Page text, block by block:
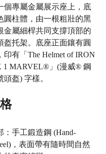
個專屬金屬展示座上，底
圓柱體，由一根粗壯的黑
金屬細桿共同支撐頂部的
盔托架。底座正面鑲有圓
有「The Helmet of IRON
1 MARVEL®」(漫威® 鋼
盔) 字樣。
：手工鍛造鋼 (Hand-
，表面帶有隨時間自然